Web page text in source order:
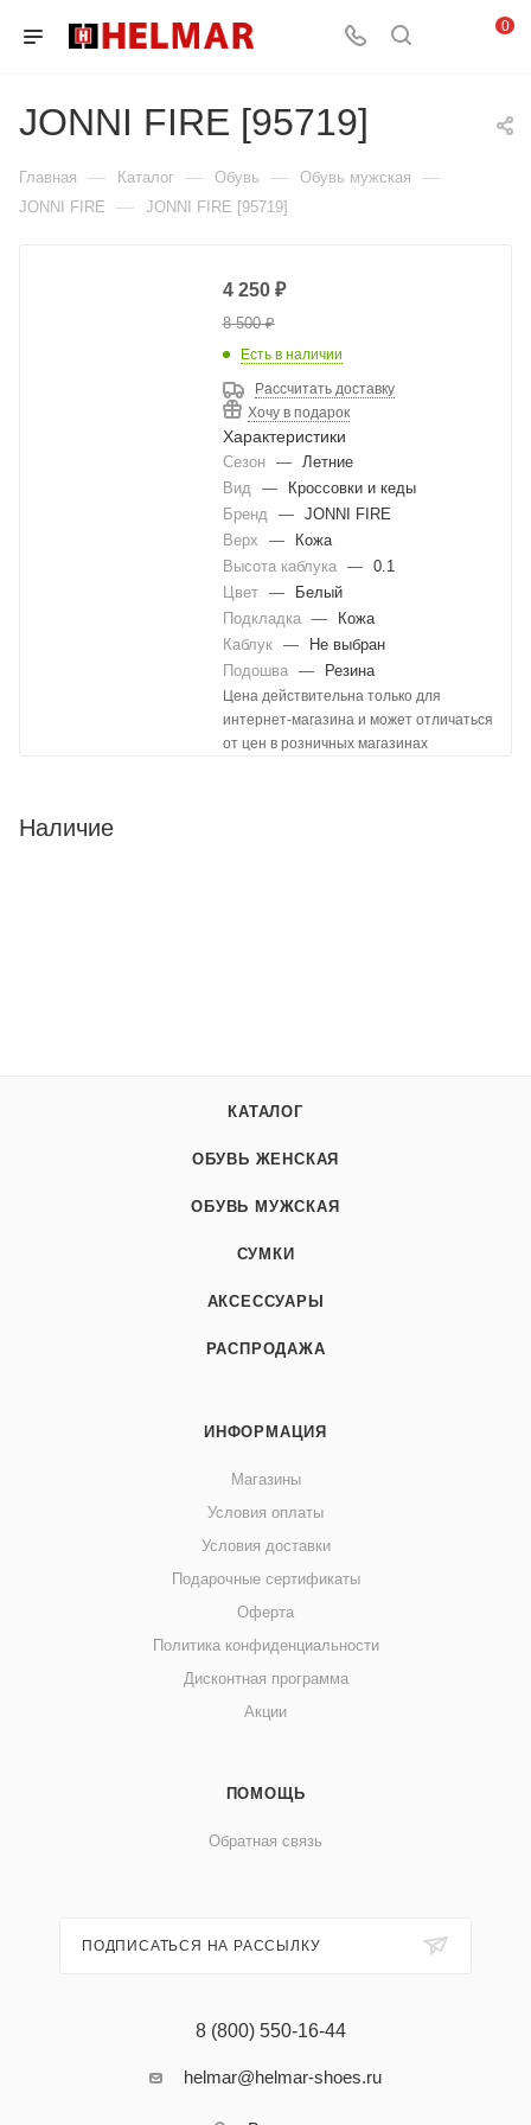
0
JONNI FIRE [95719]
Главная — Каталог — Обувь — Обувь мужская —
JONNI FIRE — JONNI FIRE [95719]
4 250₽
8 500₽
Есть в наличии
Рассчитать доставку
Хочу в подарок
Характеристики
Сезон —
Летние
Вид
—
Кроссовки и кеды
Бренд
—
JONNI FIRE
Верх
—
Кожа
Высота каблука —
0.1
Цвет —
Белый
Подкладка —
Кожа
Каблук —
Не выбран
Подошва — Резина
Цена действительна только для
интернет-магазина и может отличаться
от цен в розничных магазинах
Наличие
КАТАЛОГ
ОБУВЬ ЖЕНСКАЯ
ОБУВЬ МУЖСКАЯ
СУМКИ
АКСЕССУАРЫ
РАСПРОДАЖА
ИНФОРМАЦИЯ
Магазины
Условия оплаты
Условия доставки
Подарочные сертификаты
Оферта
Политика конфиденциальности
Дисконтная программа
Акции
ПОМОЩЬ
Обратная связь
ПОДПИСАТЬСЯ НА РАССЫЛКУ
8 (800) 550-16-44
helmar@helmar-shoes.ru